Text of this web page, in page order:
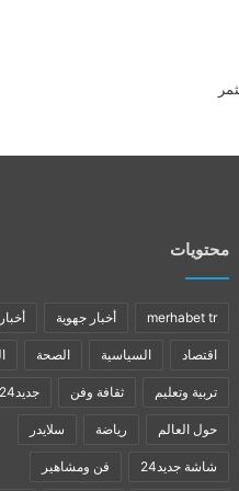
محتويات
merhabet tr أخبار جهوية
اقتصاد السياسية الصحة
تربية وتعليم ثقافة وفن جديد24
حول العالم رياضة سلايدر
شاشة جديد24 فن ومشاهير